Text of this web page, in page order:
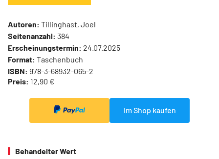
Autoren: Tillinghast, Joel
Seitenanzahl: 384
Erscheinungstermin: 24.07.2025
Format: Taschenbuch
ISBN: 978-3-68932-065-2
Preis: 12,90 €
Im Shop kaufen
Behandelter Wert